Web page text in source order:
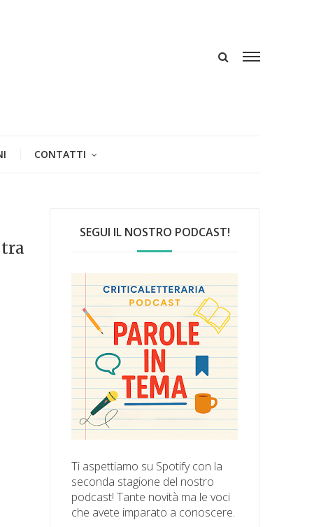
CONTATTI
SEGUI IL NOSTRO PODCAST!
Ti aspettiamo su Spotify con la
seconda stagione del nostro
podcast! Tante novità ma le voci
che avete imparato a conoscere.